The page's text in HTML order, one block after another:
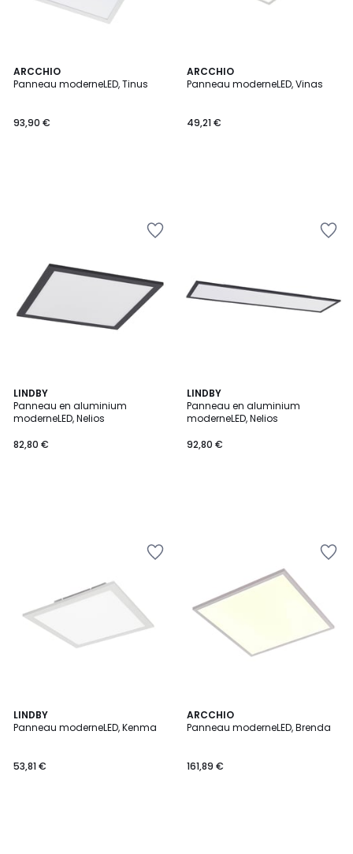
ARCCHIO
Panneau moderneLED, Tinus
93,90 €
ARCCHIO
Panneau moderneLED, Vinas
49,21 €
LINDBY
Panneau en aluminium
moderneLED, Nelios
82,80 €
LINDBY
Panneau en aluminium
moderneLED, Nelios
92,80 €
LINDBY
Panneau moderneLED, Kenma
53,81 €
ARCCHIO
Panneau moderneLED, Brenda
161,89 €